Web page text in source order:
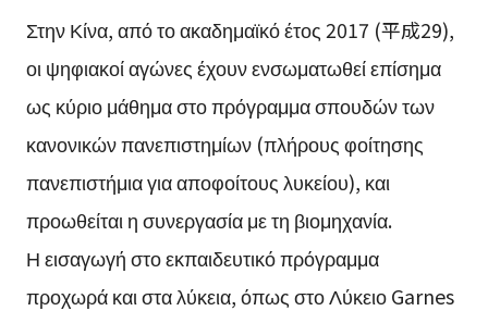
Στην Κίνα, από το ακαδημαϊκό έτος 2017 (平成29),
οι ψηφιακοί αγώνες έχουν ενσωματωθεί επίσημα
ως κύριο μάθημα στο πρόγραμμα σπουδών των
κανονικών πανεπιστημίων (πλήρους φοίτησης
πανεπιστήμια για αποφοίτους λυκείου), και
προωθείται η συνεργασία με τη βιομηχανία.
Η εισαγωγή στο εκπαιδευτικό πρόγραμμα
προχωρά και στα λύκεια, όπως στο Λύκειο Garnes